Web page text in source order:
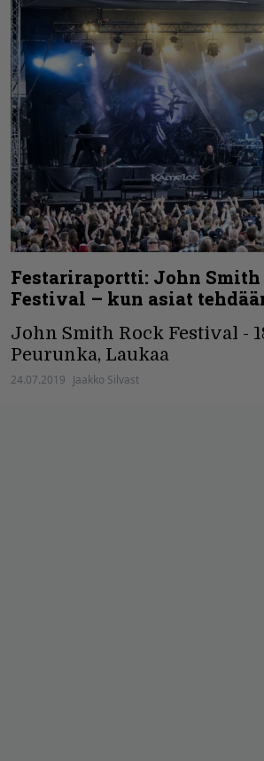
Festariraportti: John Smith
Festival – kun asiat
John Smith Rock Festival -
Peurunka, Laukaa
24.07.2019 Jaakko Silvast